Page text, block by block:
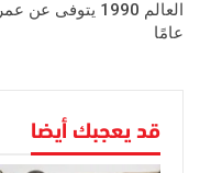
عامًا
قد يعجبك أيضا